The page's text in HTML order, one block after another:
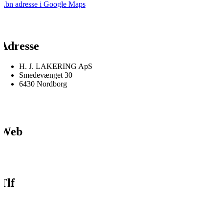
adresse i Google Maps
H. J. LAKERING ApS
Smedevænget 30
6430 Nordborg